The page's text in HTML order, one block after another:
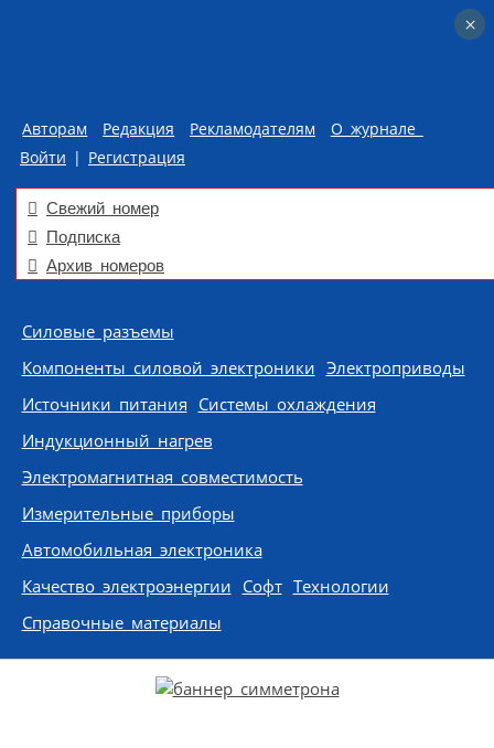
Авторам Редакция Рекламодателям
О журнале
Войти | Регистрация
Свежий номер
Подписка
Архив номеров
Skip to content
Силовые разъемы
Компоненты силовой электроники Электроприводы
Источники питания Системы охлаждения
Индукционный нагрев
Электромагнитная совместимость
Измерительные приборы
Автомобильная электроника
Качество электроэнергии Софт Технологии
Справочные материалы
×
×